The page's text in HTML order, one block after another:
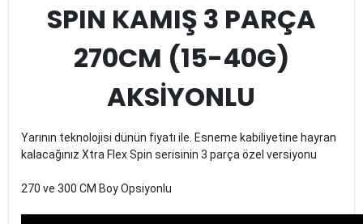
SPIN KAMIŞ 3 PARÇA
270CM (15-40G)
AKSİYONLU
Yarının teknolojisi dünün fiyatı ile. Esneme kabiliyetine hayran
kalacağınız Xtra Flex Spin serisinin 3 parça özel versiyonu
270 ve 300 CM Boy Opsiyonlu